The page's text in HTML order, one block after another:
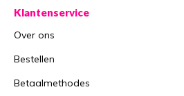
Klantenservice
Over ons
Bestellen
Betaalmethodes